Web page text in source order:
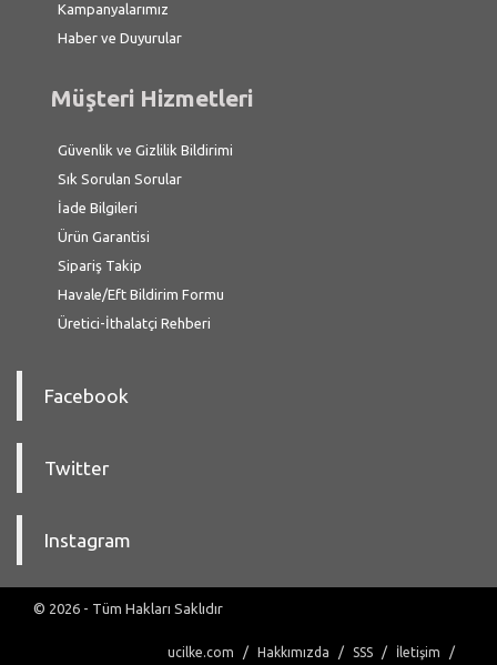
Kampanyalarımız
Haber ve Duyurular
Müşteri Hizmetleri
Güvenlik ve Gizlilik Bildirimi
Sık Sorulan Sorular
İade Bilgileri
Ürün Garantisi
Sipariş Takip
Havale/Eft Bildirim Formu
Üretici-İthalatçi Rehberi
Facebook
Twitter
Instagram
© 2026 - Tüm Hakları Saklıdır
ucilke.com Hakkımızda SSS İletişim